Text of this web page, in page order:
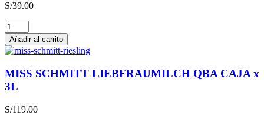
S/39.00
JAGERSCHOPPEN
SCHMITT
SÖHNE
cantidad
Añadir al carrito
MISS SCHMITT LIEBFRAUMILCH QBA CAJA x
3L
S/119.00